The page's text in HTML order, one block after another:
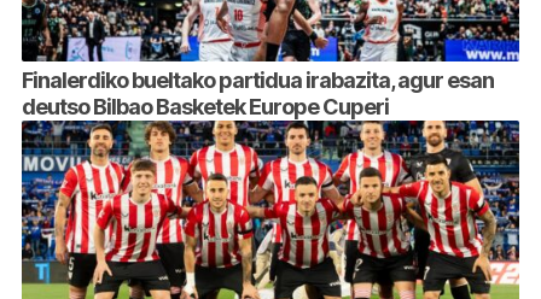
Finalerdiko bueltako partidua irabazita, agur esan
deutso Bilbao Basketek Europe Cuperi